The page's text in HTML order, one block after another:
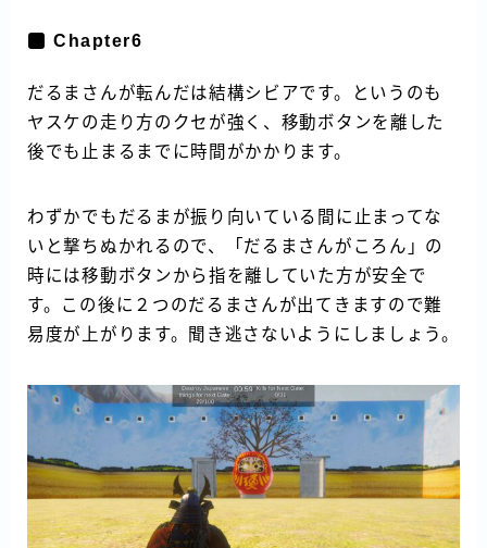
Chapter6
だるまさんが転んだは結構シビアです。というのも
ヤスケの走り方のクセが強く、移動ボタンを離した
後でも止まるまでに時間がかかります。
わずかでもだるまが振り向いている間に止まってな
いと撃ちぬかれるので、「だるまさんがころん」の
時には移動ボタンから指を離していた方が安全で
す。この後に２つのだるまさんが出てきますので難
易度が上がります。聞き逃さないようにしましょう。